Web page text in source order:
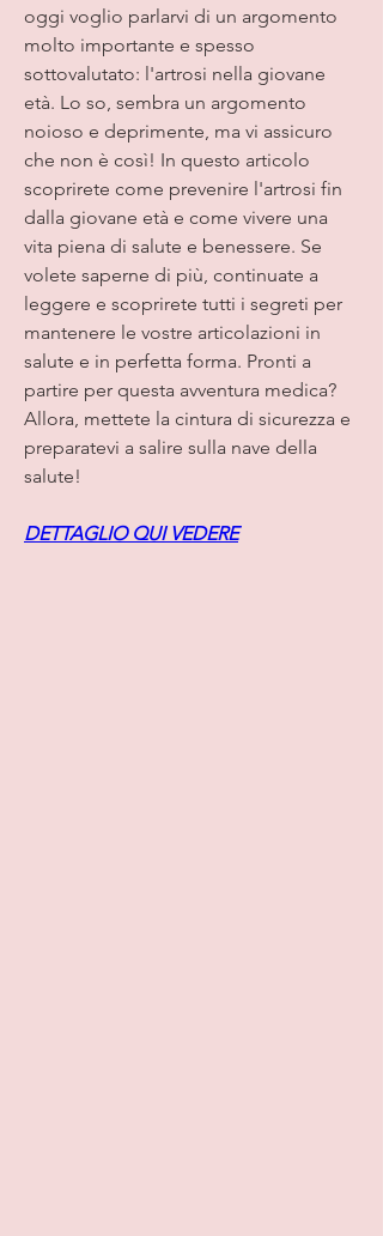
oggi voglio parlarvi di un argomento
molto importante e spesso
sottovalutato: l'artrosi nella giovane
età. Lo so, sembra un argomento
noioso e deprimente, ma vi assicuro
che non è così! In questo articolo
scoprirete come prevenire l'artrosi fin
dalla giovane età e come vivere una
vita piena di salute e benessere. Se
volete saperne di più, continuate a
leggere e scoprirete tutti i segreti per
mantenere le vostre articolazioni in
salute e in perfetta forma. Pronti a
partire per questa avventura medica?
Allora, mettete la cintura di sicurezza e
preparatevi a salire sulla nave della
salute!
DETTAGLIO QUI VEDERE